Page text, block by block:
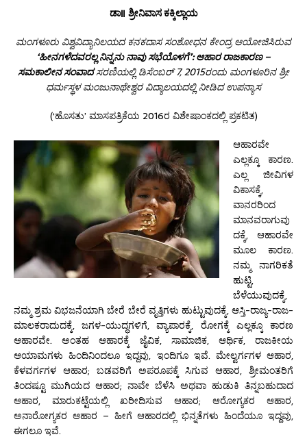
ಡಾ॥ ಶ್ರೀನಿವಾಸ ಕಕ್ಕಿಲ್ಲಾಯ
ಮಂಗಳೂರು ವಿಶ್ವವಿದ್ಯಾನಿಲಯದ ಕನಕದಾಸ ಸಂಶೋಧನ ಕೇಂದ್ರ ಆಯೋಜಿಸಿರುವ
‘ಹೀನಗಳೆದವರಲ್ಲ ನಿನ್ನನು ನಾವು ಸಭೆಯೊಳಗೆ’: ಆಹಾರ ರಾಜಕಾರಣ –
ಸಮಕಾಲೀನ ಸಂವಾದಸರಣಿಯಲ್ಲಿ ಡಿಸೆಂಬರ್ 7, 2015ರಂದು ಮಂಗಳೂರಿನ ಶ್ರೀ
ಧರ್ಮಸ್ಥಳ ಮಂಜುನಾಥೇಶ್ವರ ವಿದ್ಯಾಲಯದಲ್ಲಿ ನೀಡಿದ ಉಪನ್ಯಾಸ
(‘ಹೊಸತು’ ಮಾಸಪತ್ರಿಕೆಯ 2016ರ ವಿಶೇಷಾಂಕದಲ್ಲಿ ಪ್ರಕಟಿತ)
ಆಹಾರವೇ
ಎಲ್ಲಕ್ಕೂ ಕಾರಣ.
ಎಲ್ಲ ಜೀವಿಗಳ
ವಿಕಾಸಕ್ಕೆ,
ವಾನರರಿಂದ
ಮಾನವರಾಗುವು
ದಕ್ಕೆ, ಆಹಾರವೇ
ಮೂಲ ಕಾರಣ.
ನಮ್ಮ ನಾಗರಿಕತೆ
ಹುಟ್ಟಿ,
ಬೆಳೆಯುವುದಕ್ಕೆ,
ನಮ್ಮ ಶ್ರಮ ವಿಭಜನೆಯಾಗಿ ಬೇರೆ ಬೇರೆ ವೃತ್ತಿಗಳು ಹುಟ್ಟುವುದಕ್ಕೆ, ಆಸ್ತಿ-ರಾಜ್ಯ-ರಾಜ-
ಮಾಲಕರಾದುದಕ್ಕೆ, ಜಗಳ-ಯುದ್ಧಗಳಿಗೆ, ವ್ಯಾಪಾರಕ್ಕೆ, ರೋಗಕ್ಕೆ ಎಲ್ಲಕ್ಕೂ ಕಾರಣ
ಆಹಾರವೇ. ಅಂತಹ ಆಹಾರಕ್ಕೆ ಜೈವಿಕ, ಸಾಮಾಜಿಕ, ಆರ್ಥಿಕ, ರಾಜಕೀಯ
ಆಯಾಮಗಳು ಹಿಂದಿನಿಂದಲೂ ಇದ್ದವು, ಇಂದಿಗೂ ಇವೆ. ಮೇಲ್ವರ್ಗಗಳ ಆಹಾರ,
ಕೆಳವರ್ಗಗಳ ಆಹಾರ; ಬಡವರಿಗೆ ಅಪರೂಪಕ್ಕೆ ಸಿಗುವ ಆಹಾರ, ಶ್ರೀಮಂತರಿಗೆ
ತಿಂದಷ್ಟೂ ಮುಗಿಯದ ಆಹಾರ; ನಾವೇ ಬೆಳೆಸಿ ಅಥವಾ ಹುಡುಕಿ ತಿನ್ನಬಹುದಾದ
ಆಹಾರ, ಮಾರುಕಟ್ಟೆಯಲ್ಲಿ ಖರೀದಿಸುವ ಆಹಾರ; ಆರೋಗ್ಯಕರ ಆಹಾರ,
ಅನಾರೋಗ್ಯಕರ ಆಹಾರ – ಹೀಗೆ ಆಹಾರದಲ್ಲಿ ಭಿನ್ನತೆಗಳು ಹಿಂದೆಯೂ ಇದ್ದವು,
ಈಗಲೂ ಇವೆ.